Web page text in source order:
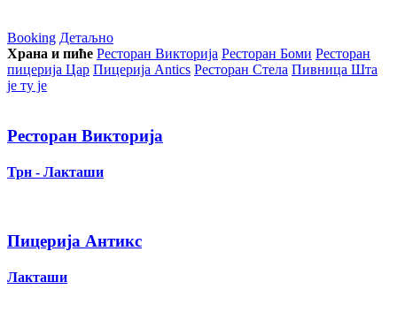
Booking Детаљно
Храна и пиће Ресторан Викторија Ресторан Боми Ресторан
пицерија Цар Пицерија Аntics Ресторан Стела Пивница Шта
је ту је
Ресторан Викторија
Трн - Лакташи
Пицерија Антикс
Лакташи